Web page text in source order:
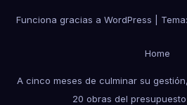
Funciona gracias a WordPress
Home
A cinco meses de culminar su
20 obras del